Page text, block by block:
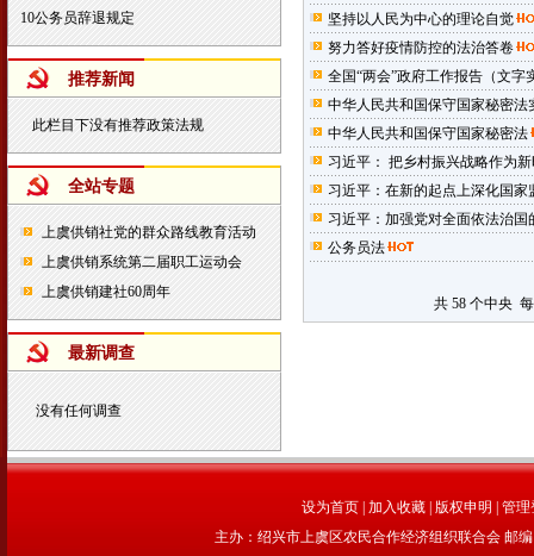
10公务员辞退规定
推荐新闻
此栏目下没有推荐政策法规
全站专题
上虞供销社党的群众路线教育活动
上虞供销系统第二届职工运动会
上虞供销建社60周年
最新调查
没有任何调查
坚持以人民为中心的理论自觉
努力答好疫情防控的法治答卷
全国“两会”政府工作报告（文字
中华人民共和国保守国家秘密法
中华人民共和国保守国家秘密法
习近平： 把乡村振兴战略作为
习近平：在新的起点上深化国家
习近平：加强党对全面依法治国
公务员法
共 58 个中央
设为首页 加入收藏 版权申明
管理
主办：绍兴市上虞区农民合作经济组织联合会 邮